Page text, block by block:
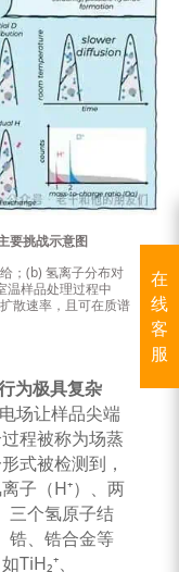
要挑战示意图
； (b) 氢离子分布对
温样品处理过程中
散速率，且可在质谱
为极具复杂
场让样品尖端
程被称为场蒸
式被检测到，
子（H⁺）、两
三个氢原子结
锆、锆合金等
TiH₂⁺、
在
线
客
服